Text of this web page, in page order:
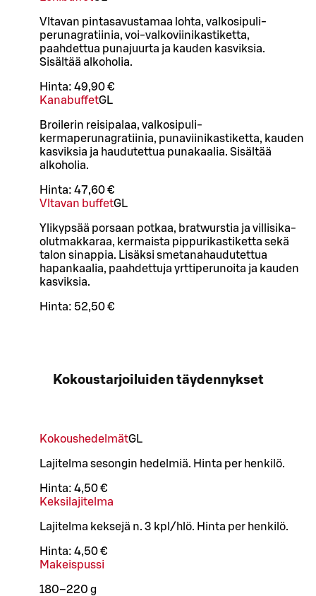
Vltavan pintasavustamaa lohta, valkosipuli-
perunagratiinia, voi-valkoviinikastiketta,
paahdettua punajuurta ja kauden kasviksia.
Sisältää alkoholia.
Hinta: 49,90 €
KanabuffetGL
Broilerin reisipalaa, valkosipuli-
kermaperunagratiinia, punaviinikastiketta, kauden
kasviksia ja haudutettua punakaalia. Sisältää
alkoholia.
Hinta: 47,60 €
Vltavan buffetGL
Ylikypsää porsaan potkaa, bratwurstia ja villisika-
olutmakkaraa, kermaista pippurikastiketta sekä
talon sinappia. Lisäksi smetanahaudutettua
hapankaalia, paahdettuja yrttiperunoita ja kauden
kasviksia.
Hinta: 52,50 €
Kokoustarjoiluiden täydennykset
KokoushedelmätGL
Lajitelma sesongin hedelmiä. Hinta per henkilö.
Hinta: 4,50 €
Keksilajitelma
Lajitelma keksejä n. 3 kpl/hlö. Hinta per henkilö.
Hinta: 4,50 €
Makeispussi
180–220 g